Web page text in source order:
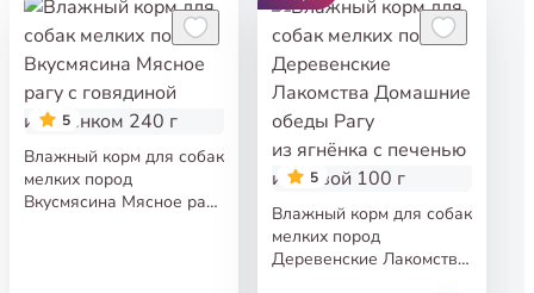
5
Влажный корм для собак
мелких пород
Вкусмясина Мясное рагу
5
Влажный корм для собак
мелких пород
Деревенские Лакомства